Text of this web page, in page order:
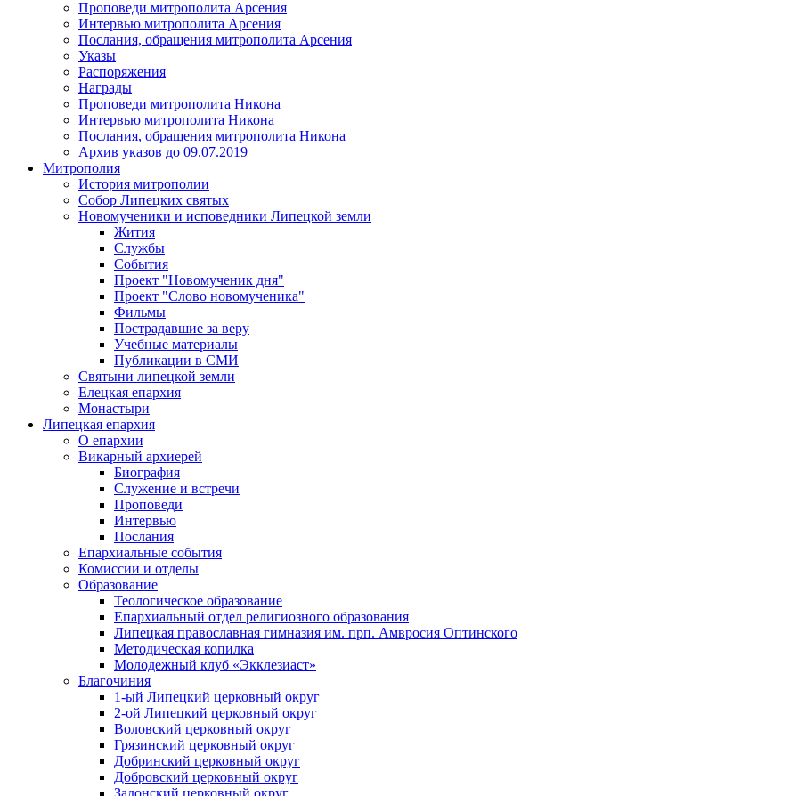
Проповеди митрополита Арсения
Интервью митрополита Арсения
Послания, обращения митрополита Арсения
Указы
Распоряжения
Награды
Проповеди митрополита Никона
Интервью митрополита Никона
Послания, обращения митрополита Никона
Архив указов до 09.07.2019
Митрополия
История митрополии
Собор Липецких святых
Новомученики и исповедники Липецкой земли
Жития
Службы
События
Проект "Новомученик дня"
Проект "Слово новомученика"
Фильмы
Пострадавшие за веру
Учебные материалы
Публикации в СМИ
Святыни липецкой земли
Елецкая епархия
Монастыри
Липецкая епархия
О епархии
Викарный архиерей
Биография
Служение и встречи
Проповеди
Интервью
Послания
Епархиальные события
Комиссии и отделы
Образование
Теологическое образование
Епархиальный отдел религиозного образования
Липецкая православная гимназия им. прп. Амвросия Оптинского
Методическая копилка
Молодежный клуб «Экклезиаст»
Благочиния
1-ый Липецкий церковный округ
2-ой Липецкий церковный округ
Воловский церковный округ
Грязинский церковный округ
Добринский церковный округ
Добровский церковный округ
Задонский церковный округ